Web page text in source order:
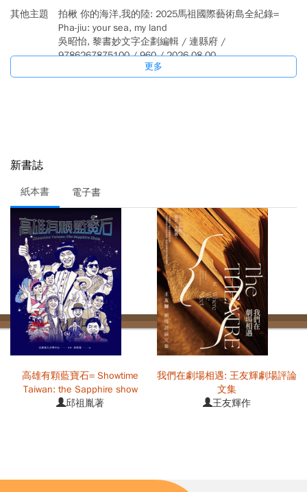
其他主題
拍楸 你的海洋,我的陸: 2025馬祖國際藝術島全紀錄=
Pha-jiu: your sea, my land
吳昭怡, 黎書妙文字企劃編輯 / 連縣府 /
9786267875100 / 960 / 2026-08-00
飲食健康
1天1次!改善身體疑難雜症的速效舌頭運動
更多
新書誌
紙本書 電子書
高雄有顆藍寶石= Showtime
Taiwan: the Sapphire show
邱祖胤著
我們在劇場相遇: 王友輝劇場評論
文集
王友輝作